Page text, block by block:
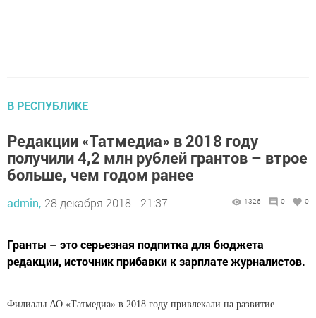
В РЕСПУБЛИКЕ
Редакции «Татмедиа» в 2018 году
получили 4,2 млн рублей грантов – втрое
больше, чем годом ранее
admin, 28 декабря 2018 - 21:37 1326 0 0
Гранты – это серьезная подпитка для бюджета
редакции, источник прибавки к зарплате журналистов.
Филиалы АО «Татмедиа» в 2018 году привлекали на развитие